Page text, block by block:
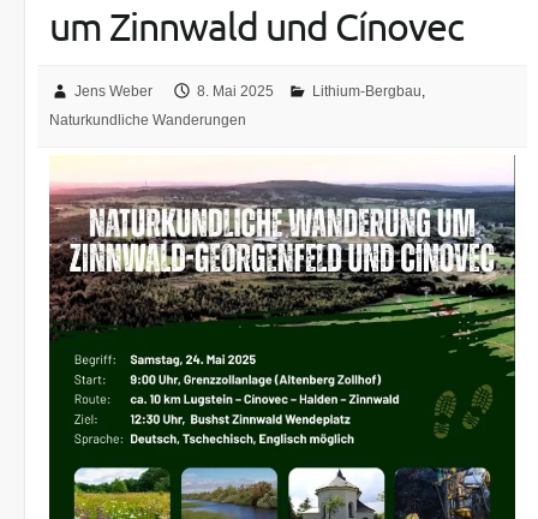
um Zinnwald und Cínovec
Jens Weber 8. Mai 2025 Lithium-Bergbau
Naturkundliche Wanderungen